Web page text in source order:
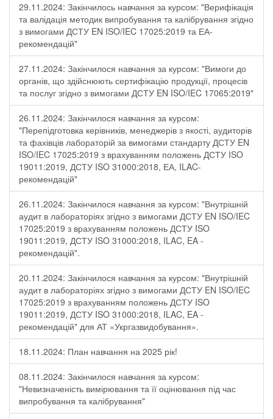
29.11.2024: Закінчилось навчання за курсом: "Верифікація
та валідація методик випробування та калібрування згідно
з вимогами ДСТУ EN ISO/IEC 17025:2019 та ЕА-
рекомендацій"
27.11.2024: Закінчилося навчання за курсом: "Вимоги до
органів, що здійснюють сертифікацію продукції, процесів
та послуг згідно з вимогами ДСТУ EN ISO/IEC 17065:2019"
26.11.2024: Закінчилося навчання за курсом:
"Перепідготовка керівників, менеджерів з якості, аудиторів
та фахівців лабораторій за вимогами стандарту ДСТУ EN
ISO/IEC 17025:2019 з врахуванням положень ДСТУ ISO
19011:2019, ДСТУ ISO 31000:2018, ЕА, ILAC-
рекомендацій"
26.11.2024: Закінчилося навчання за курсом: "Внутрішній
аудит в лабораторіях згідно з вимогами ДСТУ EN ISO/IEC
17025:2019 з врахуванням положень ДСТУ ISO
19011:2019, ДСТУ ISO 31000:2018, ILAC, EA -
рекомендацій".
20.11.2024: Закінчилося навчання за курсом: "Внутрішній
аудит в лабораторіях згідно з вимогами ДСТУ EN ISO/IEC
17025:2019 з врахуванням положень ДСТУ ISO
19011:2019, ДСТУ ISO 31000:2018, ILAC, EA -
рекомендацій" для АТ «Укргазвидобування».
18.11.2024: План навчання на 2025 рік!
08.11.2024: Закінчилося навчання за курсом:
"Невизначеність вимірювання та її оцінювання під час
випробування та калібрування"